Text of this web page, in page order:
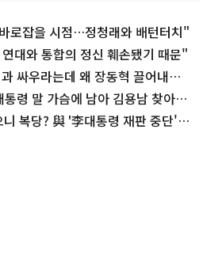
로잡을 시점…정청래와 배턴터치"
대와 통합의 정신 훼손됐기 때문"
싸우라는데 왜 장동혁 끌어내리
령 말 가슴에 남아 김용남 찾아
복당? 與 '李대통령 재판 중단'